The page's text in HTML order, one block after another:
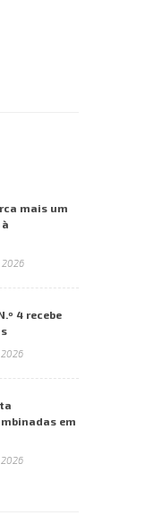
mais um
2026
4 recebe
em